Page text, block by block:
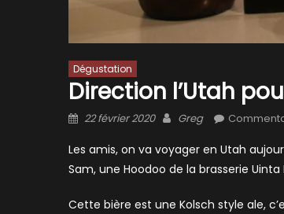
Dégustation
Direction l’Utah
Posted
22 février 2020 Author
Greg
Les amis, on va voyager en Utah
Sam, une Hoodoo de la brasserie Uinta
Cette bière est une Kolsch style ale,